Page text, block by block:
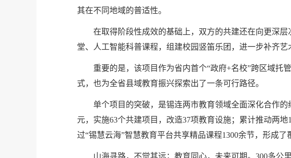
其在不同地域的普适性。
在取得阶段性成效的基础上，双方的共建还在向更深
堂、人工智能科普课程，组建校园竖笛乐团，进一步补齐艺
重要的是，该项目作为省内首个“政府+名校”跨区域
式，也为全省县域教育振兴探索出了一条可行路径。
单个项目的突破，是锡连两市教育领域全面深化合作
元，实施63个共建项目，改造37项教育设施；累计推动两
过“锡慧云海”智慧教育平台共享精品课程1300余节，形成了
山海寻路，不觉其远；教育同心，未来可期。300多